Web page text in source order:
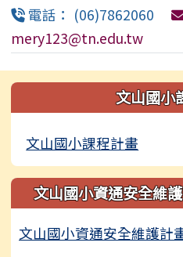
以防治黃麴毒素之污染
114年度決算書-文山
臺南市北門區文山國
代理教師甄選簡章(一次
電話： (06)7862060
mery123@tn.edu.tw
左邊區域內容文山國小
文山國小課程計畫
文山國小資通安全維
文山國小資通安全維護計